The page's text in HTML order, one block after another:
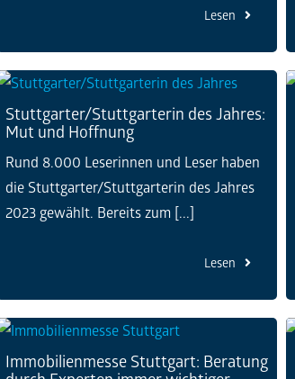
Lesen
Stuttgarter/Stuttgarterin des Jahres:
Mut und Hoffnung
Rund 8.000 Leserinnen und Leser haben
die Stuttgarter/Stuttgarterin des Jahres
2023 gewählt. Bereits zum [...]
Lesen
Immobilienmesse Stuttgart: Beratung